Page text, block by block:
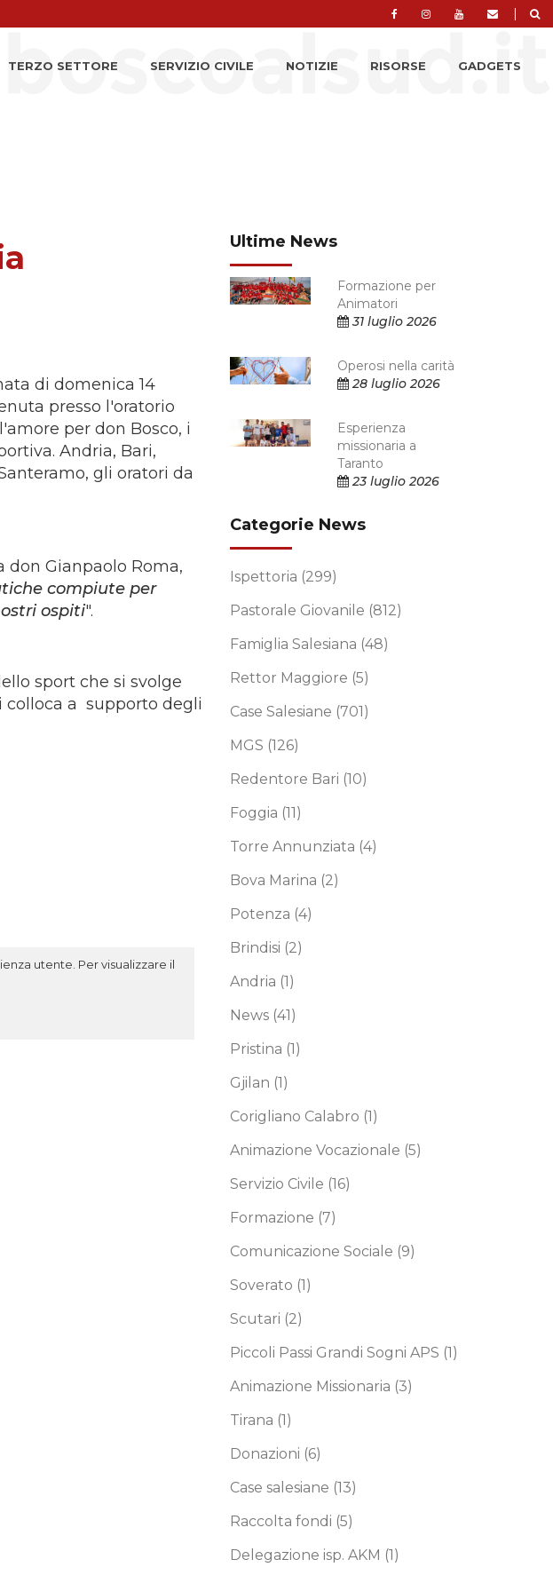
|
TERZO SETTORE SERVIZIO CIVILE NOTIZIE RISORSE GADGETS
di domenica 14
presso l'oratorio
per don Bosco, i
Andria, Bari,
gli oratori da
don Gianpaolo Roma,
compiute per
ospiti".
sport che si svolge
colloca a supporto degli
utente. Per visualizzare il
Ultime News
Formazione per
Animatori
31 luglio 2026
Operosi nella carità
28 luglio 2026
Esperienza
missionaria a
Taranto
23 luglio 2026
Categorie News
Ispettoria (299)
Pastorale Giovanile (812)
Famiglia Salesiana (48)
Rettor Maggiore (5)
Case Salesiane (701)
MGS (126)
Redentore Bari (10)
Foggia (11)
Torre Annunziata (4)
Bova Marina (2)
Potenza (4)
Brindisi (2)
Andria (1)
News (41)
Pristina (1)
Gjilan (1)
Corigliano Calabro (1)
Animazione Vocazionale (5)
Servizio Civile (16)
Formazione (7)
Comunicazione Sociale (9)
Soverato (1)
Scutari (2)
Piccoli Passi Grandi Sogni APS (1)
Animazione Missionaria (3)
Tirana (1)
Donazioni (6)
Case salesiane (13)
Raccolta fondi (5)
Delegazione isp. AKM (1)